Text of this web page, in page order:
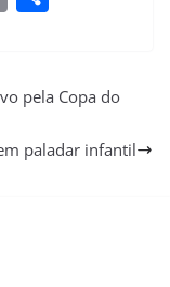
a
e
pela Copa do
paladar infantil